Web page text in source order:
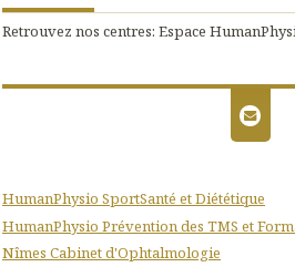
Retrouvez nos centres: Espace
HumanPhysio SportSanté et Diététique
HumanPhysio Prévention des TMS et
Nîmes Cabinet d'Ophtalmologie